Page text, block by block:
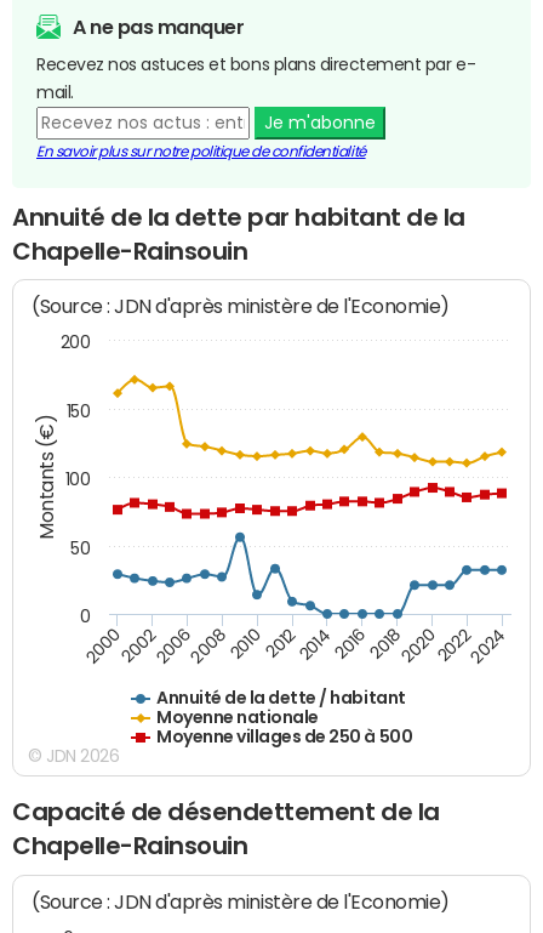
A ne pas manquer
Recevez nos astuces et bons plans directement par e-
mail.
Je m'abonne
En savoir plus sur notre politique de confidentialité
Annuité de la dette par habitant de la
Chapelle-Rainsouin
Montants (€)
(Source : JDN d'après ministère de l'Economie)
Annuité de la dette / habitant
Moyenne nationale
Moyenne villages de 250 à 500
200020022006200820102012201420162018202020222024
0
50
100
150
200
© JDN 2026
Capacité de désendettement de la
Chapelle-Rainsouin
(Source : JDN d'après ministère de l'Economie)